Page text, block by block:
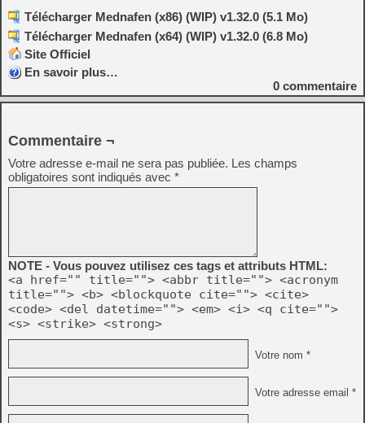
Télécharger Mednafen (x86) (WIP) v1.32.0 (5.1 Mo)
Télécharger Mednafen (x64) (WIP) v1.32.0 (6.8 Mo)
Site Officiel
En savoir plus…
0 commentaire
Commentaire ¬
Votre adresse e-mail ne sera pas publiée. Les champs
obligatoires sont indiqués avec *
NOTE - Vous pouvez utilisez ces tags et attributs HTML:
<a href="" title=""> <abbr title=""> <acronym
title=""> <b> <blockquote cite=""> <cite>
<code> <del datetime=""> <em> <i> <q cite="">
<s> <strike> <strong>
Votre nom *
Votre adresse email *